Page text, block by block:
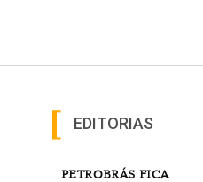
EDITORIAS
PETROBRÁS FICA